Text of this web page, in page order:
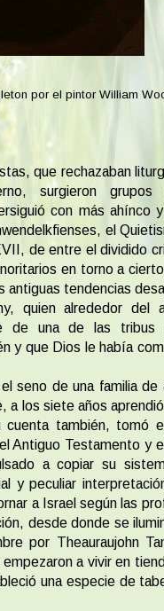
por el pintor William
que rechazaban
surgieron
con más ahínco
el
de entre el dividido
en torno a
antiguas tendencias
quien alrededor del
de una de las tribus
y que Dios le había
seno de una familia de
a los siete años
también, tomó
Antiguo Testamento y
a copiar su
y peculiar
a Israel según las
desde donde se
por Theauraujohn
a vivir en
una especie de